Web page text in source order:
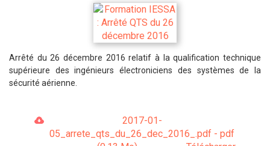
Arrêté du 26 décembre 2016 relatif à la qualification technique
supérieure des ingénieurs électroniciens des systèmes de la
sécurité aérienne.
2017-01-
05_arrete_qts_du_26_dec_2016_.pdf - pdf